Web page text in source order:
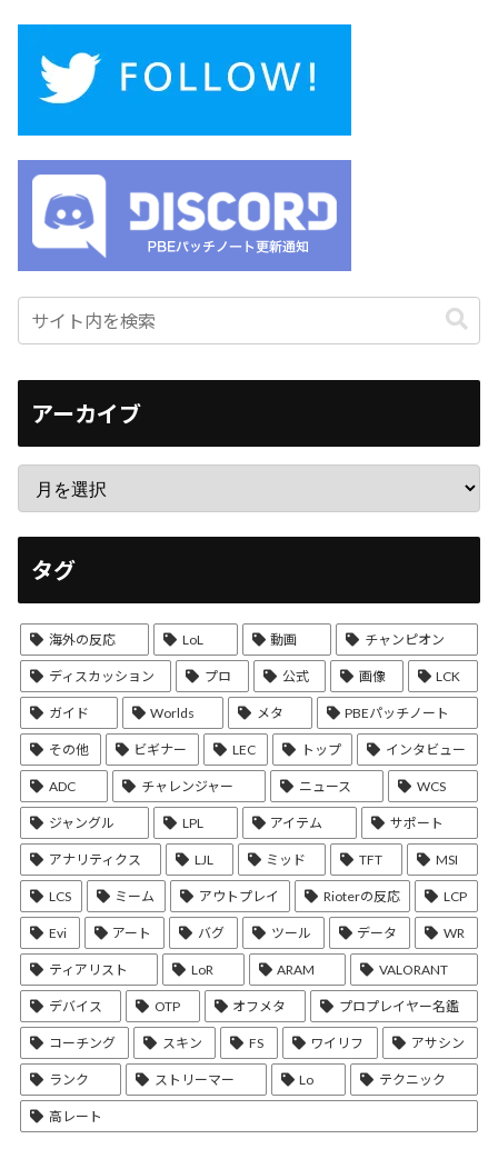
アーカイブ
タグ
海外の反応 LoL 動画 チャンピオン
ディスカッション プロ 公式 画像 LCK
ガイド Worlds メタ PBEパッチノート
その他 ビギナー LEC トップ インタビュー
ADC チャレンジャー ニュース WCS
ジャングル LPL アイテム サポート
アナリティクス LJL ミッド TFT MSI
LCS ミーム アウトプレイ Rioterの反応 LCP
Evi アート バグ ツール データ WR
ティアリスト LoR ARAM VALORANT
デバイス OTP オフメタ プロプレイヤー名鑑
コーチング スキン FS ワイリフ アサシン
ランク ストリーマー Lo テクニック
高レート